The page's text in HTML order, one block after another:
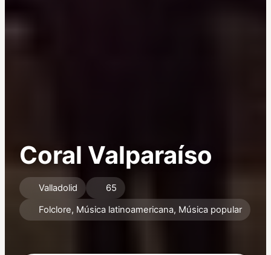
Coral Valparaíso
Valladolid
65
Folclore, Música latinoamericana, Música popular